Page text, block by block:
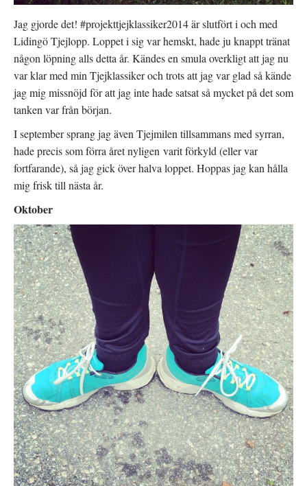
Jag gjorde det! #projekttjejklassiker2014 är slutfört i och med
Lidingö Tjejlopp. Loppet i sig var hemskt, hade ju knappt tränat
någon löpning alls detta år. Kändes en smula overkligt att jag nu
var klar med min Tjejklassiker och trots att jag var glad så kände
jag mig missnöjd för att jag inte hade satsat så mycket på det som
tanken var från början.
I september sprang jag även Tjejmilen tillsammans med syrran,
hade precis som förra året nyligen varit förkyld (eller var
fortfarande), så jag gick över halva loppet. Hoppas jag kan hålla
mig frisk till nästa år.
Oktober